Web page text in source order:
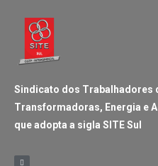
Sindicato dos Trabalhadores
Transformadoras, Energia e
que adopta a sigla SITE Sul